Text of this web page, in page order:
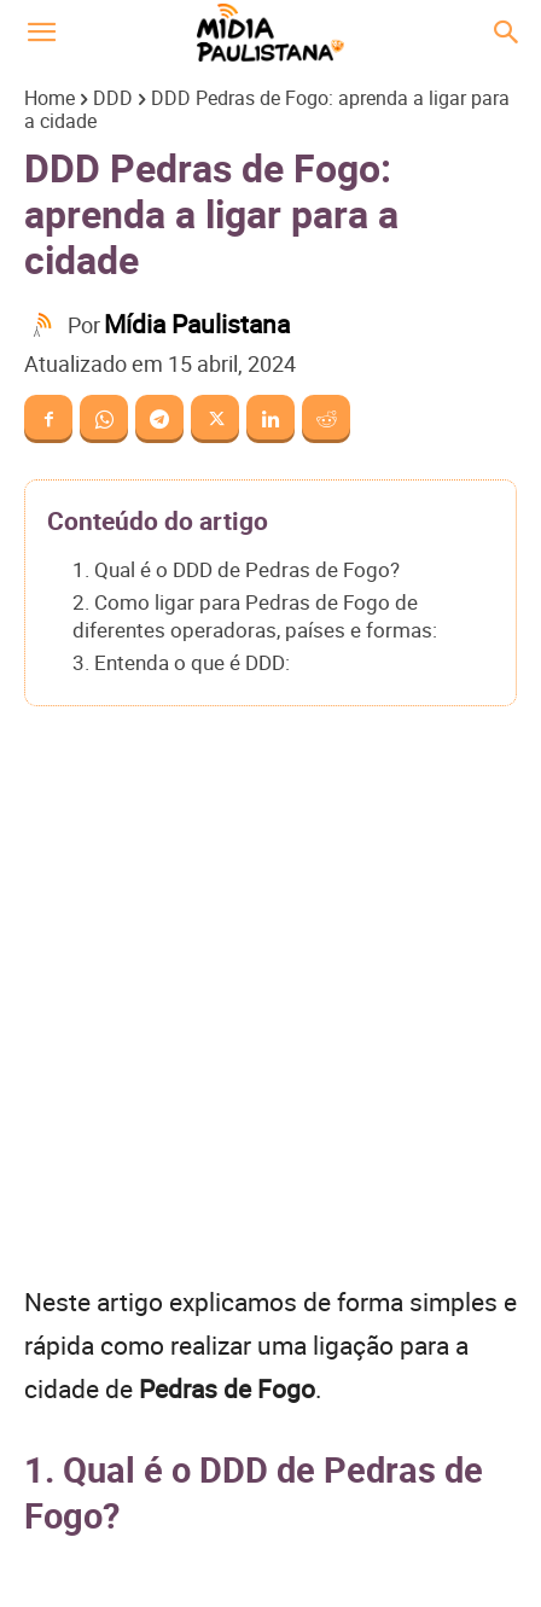
Home DDD
DDD Pedras de Fogo: aprenda a ligar para
a cidade
DDD Pedras de Fogo:
aprenda a ligar para a
cidade
PorMídia Paulistana
Atualizado em 15 abril, 2024
Conteúdo do artigo
1. Qual é o DDD de Pedras de Fogo?
2. Como ligar para Pedras de Fogo de
diferentes operadoras, países e formas:
3. Entenda o que é DDD:
Neste artigo explicamos de forma simples e
rápida como realizar uma ligação para a
cidade de Pedras de Fogo.
1. Qual é o DDD de Pedras de
Fogo?